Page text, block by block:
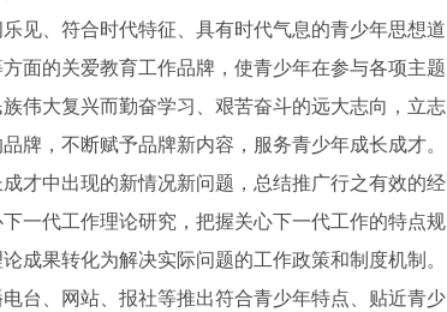
、符合时代特征、具有时代气息的青少年思想道
面的关爱教育工作品牌，使青少年在参与各项主题
伟大复兴而勤奋学习、艰苦奋斗的远大志向，立志
牌，不断赋予品牌新内容，服务青少年成长成才。
中出现的新情况新问题，总结推广行之有效的经
一代工作理论研究，把握关心下一代工作的特点规
成果转化为解决实际问题的工作政策和制度机制。
、网站、报社等推出符合青少年特点、贴近青少